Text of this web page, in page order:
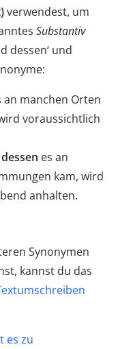
verwendest, um
Substantiv
dessen‘ und
an manchen Orten
voraussichtlich
es an
kam, wird
anhalten.
Synonymen
kannst du das
es zu